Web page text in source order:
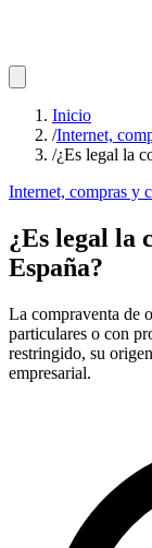
Inicio
/Internet,
/¿Es legal la
Internet, compras y
¿Es legal la
España?
La compraventa de
particulares o con
restringido, su
empresarial.